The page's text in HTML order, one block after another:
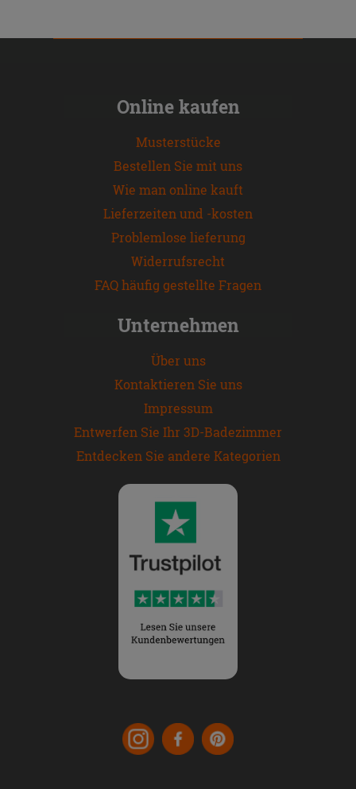
Online kaufen
Musterstücke
Bestellen Sie mit uns
Wie man online kauft
Lieferzeiten und -kosten
Problemlose lieferung
Widerrufsrecht
FAQ häufig gestellte Fragen
Unternehmen
Über uns
Kontaktieren Sie uns
Impressum
Entwerfen Sie Ihr 3D-Badezimmer
Entdecken Sie andere Kategorien